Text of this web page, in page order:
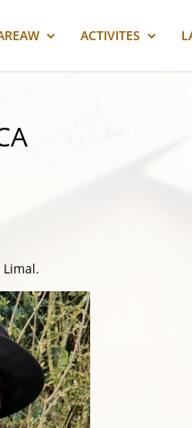
ACTIVITES
Limal.